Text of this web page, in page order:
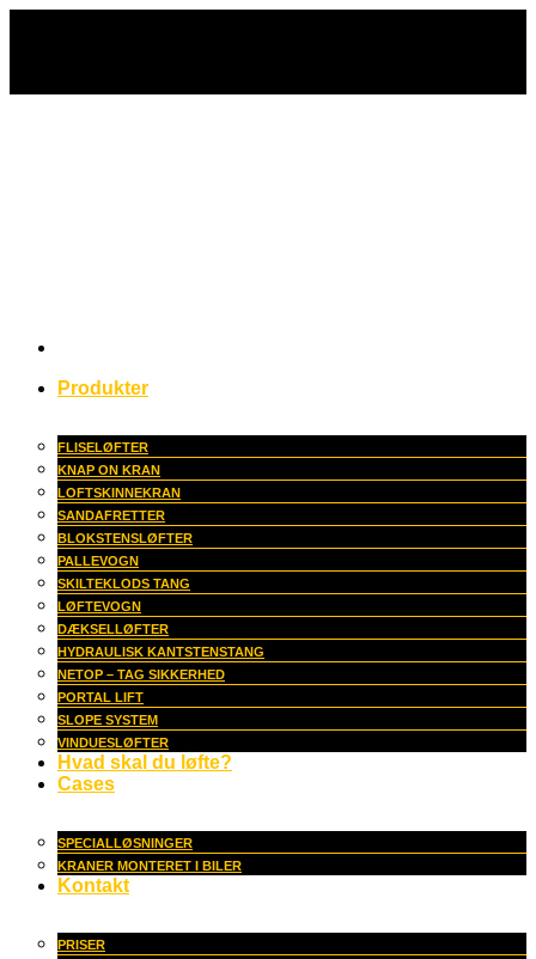
Produkter
FLISELØFTER
KNAP ON KRAN
LOFTSKINNEKRAN
SANDAFRETTER
BLOKSTENSLØFTER
PALLEVOGN
SKILTEKLODS TANG
LØFTEVOGN
DÆKSELLØFTER
HYDRAULISK KANTSTENSTANG
NETOP – TAG SIKKERHED
PORTAL LIFT
SLOPE SYSTEM
VINDUESLØFTER
Hvad skal du løfte?
Cases
SPECIALLØSNINGER
KRANER MONTERET I BILER
Kontakt
PRISER